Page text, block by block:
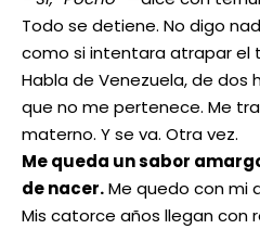
Todo se detiene. No digo
como si intentara atrapar el
Habla de Venezuela, de dos
que no me pertenece. Me
materno. Y se va. Otra vez.
Me queda un sabor
de nacer.Me quedo con mi
Mis catorce años llegan con